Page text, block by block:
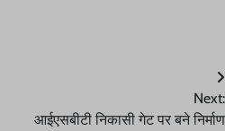
Next:
आईएसबीटी निकासी गेट पर बने निर्माण